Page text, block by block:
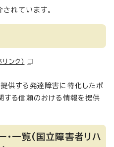
れています。
リンク）
供する発達障害に特化したポ
する信頼のおける情報を提供
・一覧(国立障害者リハ